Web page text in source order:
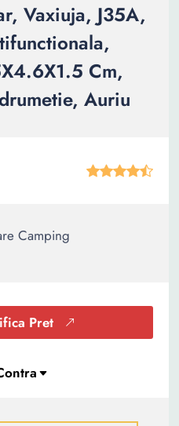
Vaxiuja, J35A,
Cm,
Auriu
Camping
Pret